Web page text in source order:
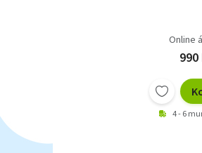
Online
4 - 6